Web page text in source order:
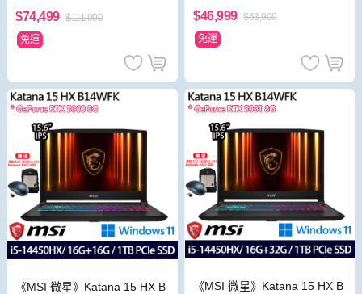
TX5060/特仕版)
$74,499 $111,900
免運
5060/Win11)
$46,999 $63,900
免運
《MSI 微星》Katana 15 HX B
《MSI 微星》Katana 15 HX B